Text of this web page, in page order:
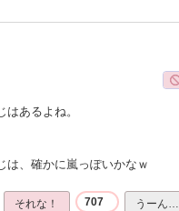
あるよね。
は、確かに嵐っぽいかなｗ
それな！ 707 うーん…